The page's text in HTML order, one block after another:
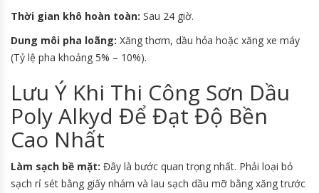
Thời gian khô hoàn toàn: Sau 24 giờ.
Dung môi pha loãng: Xăng thơm, dầu hỏa hoặc xăng xe máy
(Tỷ lệ pha khoảng 5% – 10%).
Lưu Ý Khi Thi Công Sơn Dầu
Poly Alkyd Để Đạt Độ Bền
Cao Nhất
Làm sạch bề mặt: Đây là bước quan trọng nhất. Phải loại bỏ
sạch rỉ sét bằng giấy nhám và lau sạch dầu mỡ bằng xăng trước